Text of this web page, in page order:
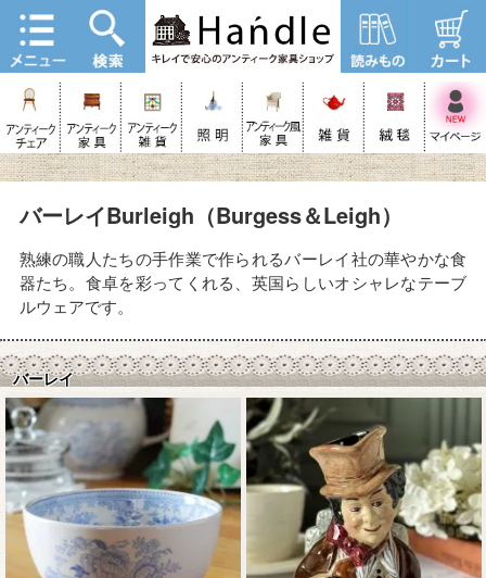
バーレイBurleigh（Burgess＆Leigh）
熟練の職人たちの手作業で作られるバーレイ社の華やかな食
器たち。食卓を彩ってくれる、英国らしいオシャレなテーブ
ルウェアです。
バーレイ